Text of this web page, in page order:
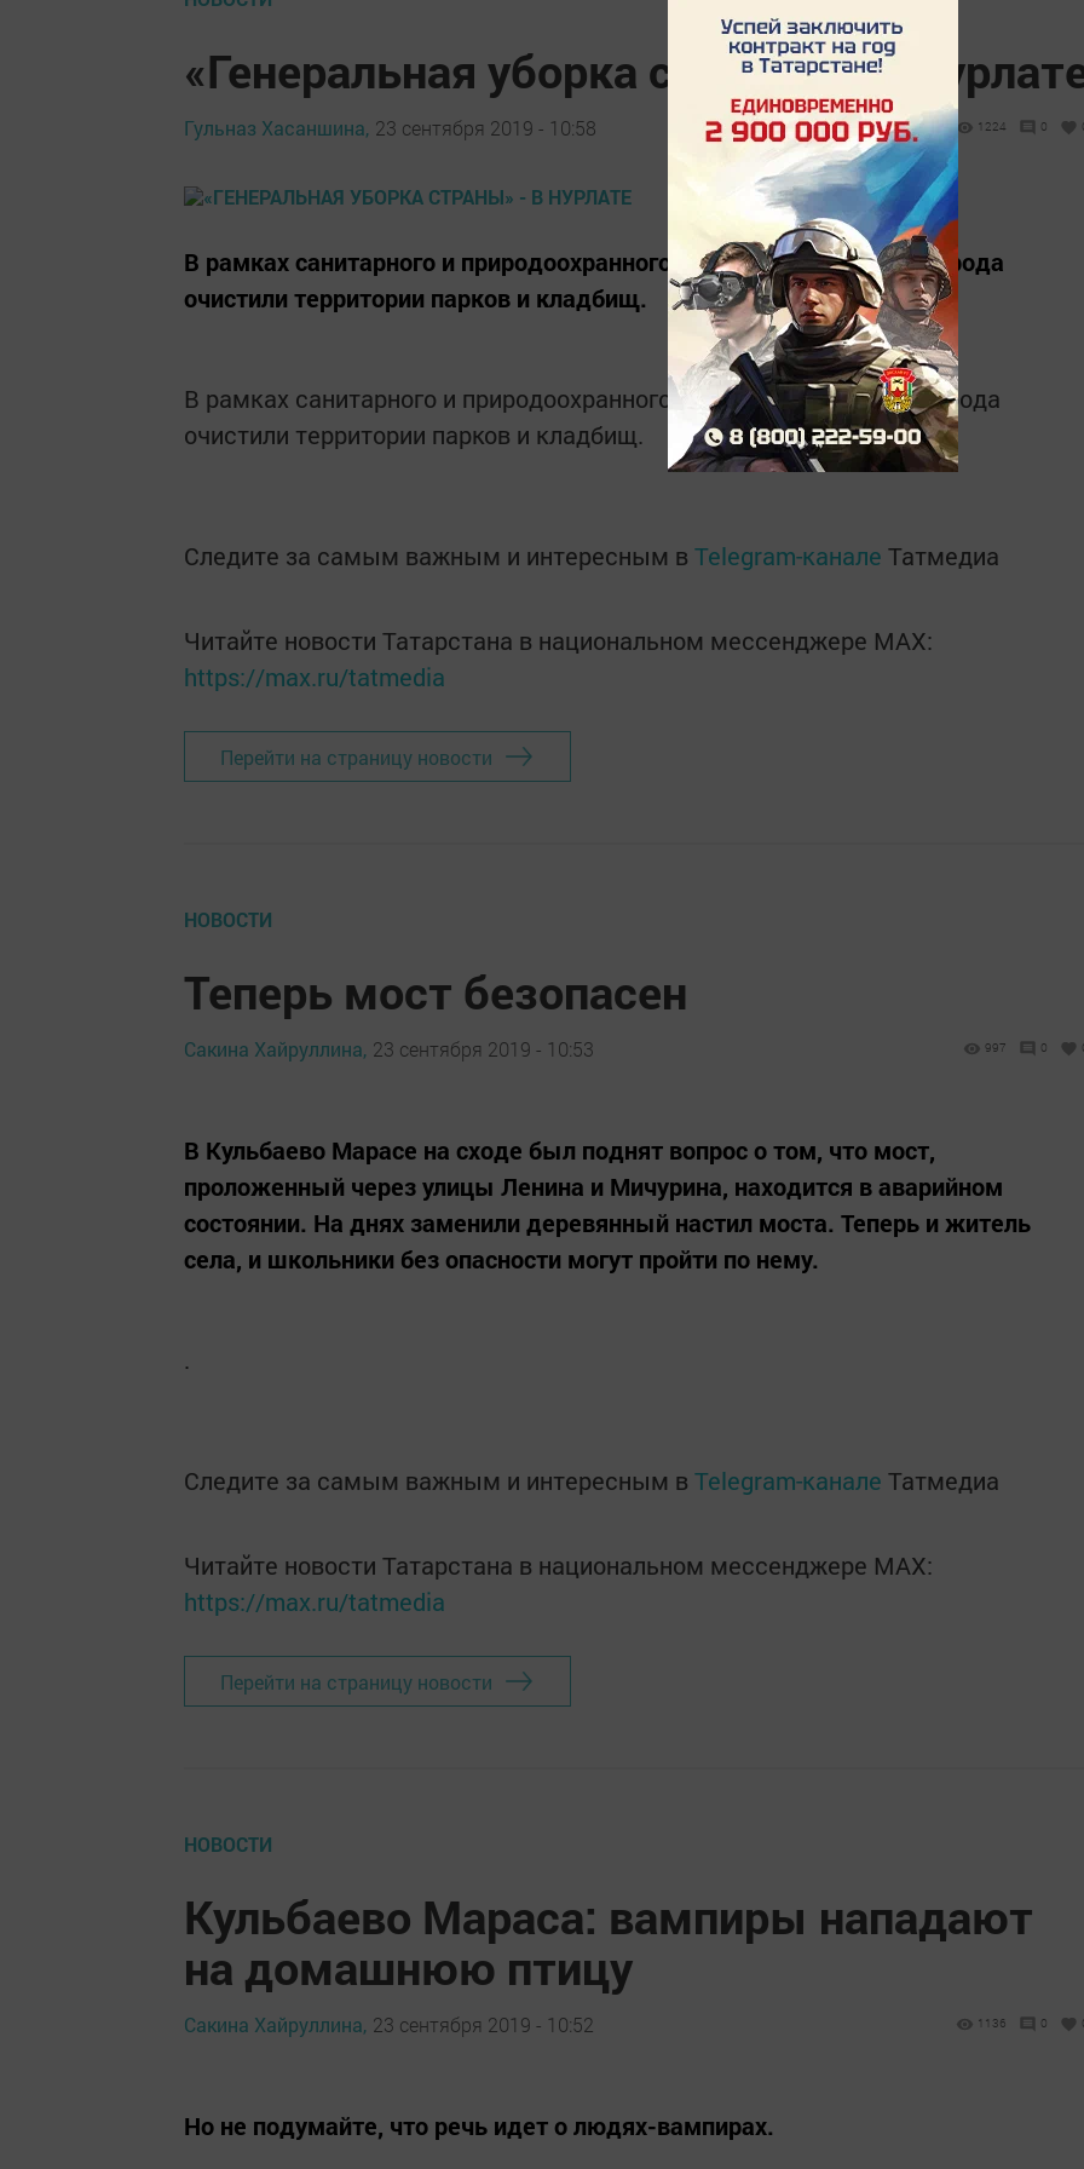
«Генеральная уборка страны» - в
Гульназ Хасаншина, 23 сентября 2019 - 10:58 1224 0
В рамках санитарного и природоохранного мероприятия жители города
очистили территории парков и кладбищ.
В рамках санитарного и природоохранного мероприятия жители города
очистили территории парков и кладбищ.
Следите за самым важным и интересным в Telegram-канале Татмедиа
Читайте новости Татарстана в национальном мессенджере MАХ:
https://max.ru/tatmedia
Перейти на страницу новости
НОВОСТИ
Теперь мост безопасен
Сакина Хайруллина, 23 сентября 2019 - 10:53 997 0
В Кульбаево Марасе на сходе был поднят вопрос о том, что мост,
проложенный через улицы Ленина и Мичурина, находится в аварийном
состоянии. На днях заменили деревянный настил моста. Теперь и житель
села, и школьники без опасности могут пройти по нему.
.
Следите за самым важным и интересным в Telegram-канале Татмедиа
Читайте новости Татарстана в национальном мессенджере MАХ:
https://max.ru/tatmedia
Перейти на страницу новости
НОВОСТИ
Кульбаево Мараса: вампиры нападают
на домашнюю птицу
Сакина Хайруллина, 23 сентября 2019 - 10:52 1136 0
Но не подумайте, что речь идет о людях-вампирах.